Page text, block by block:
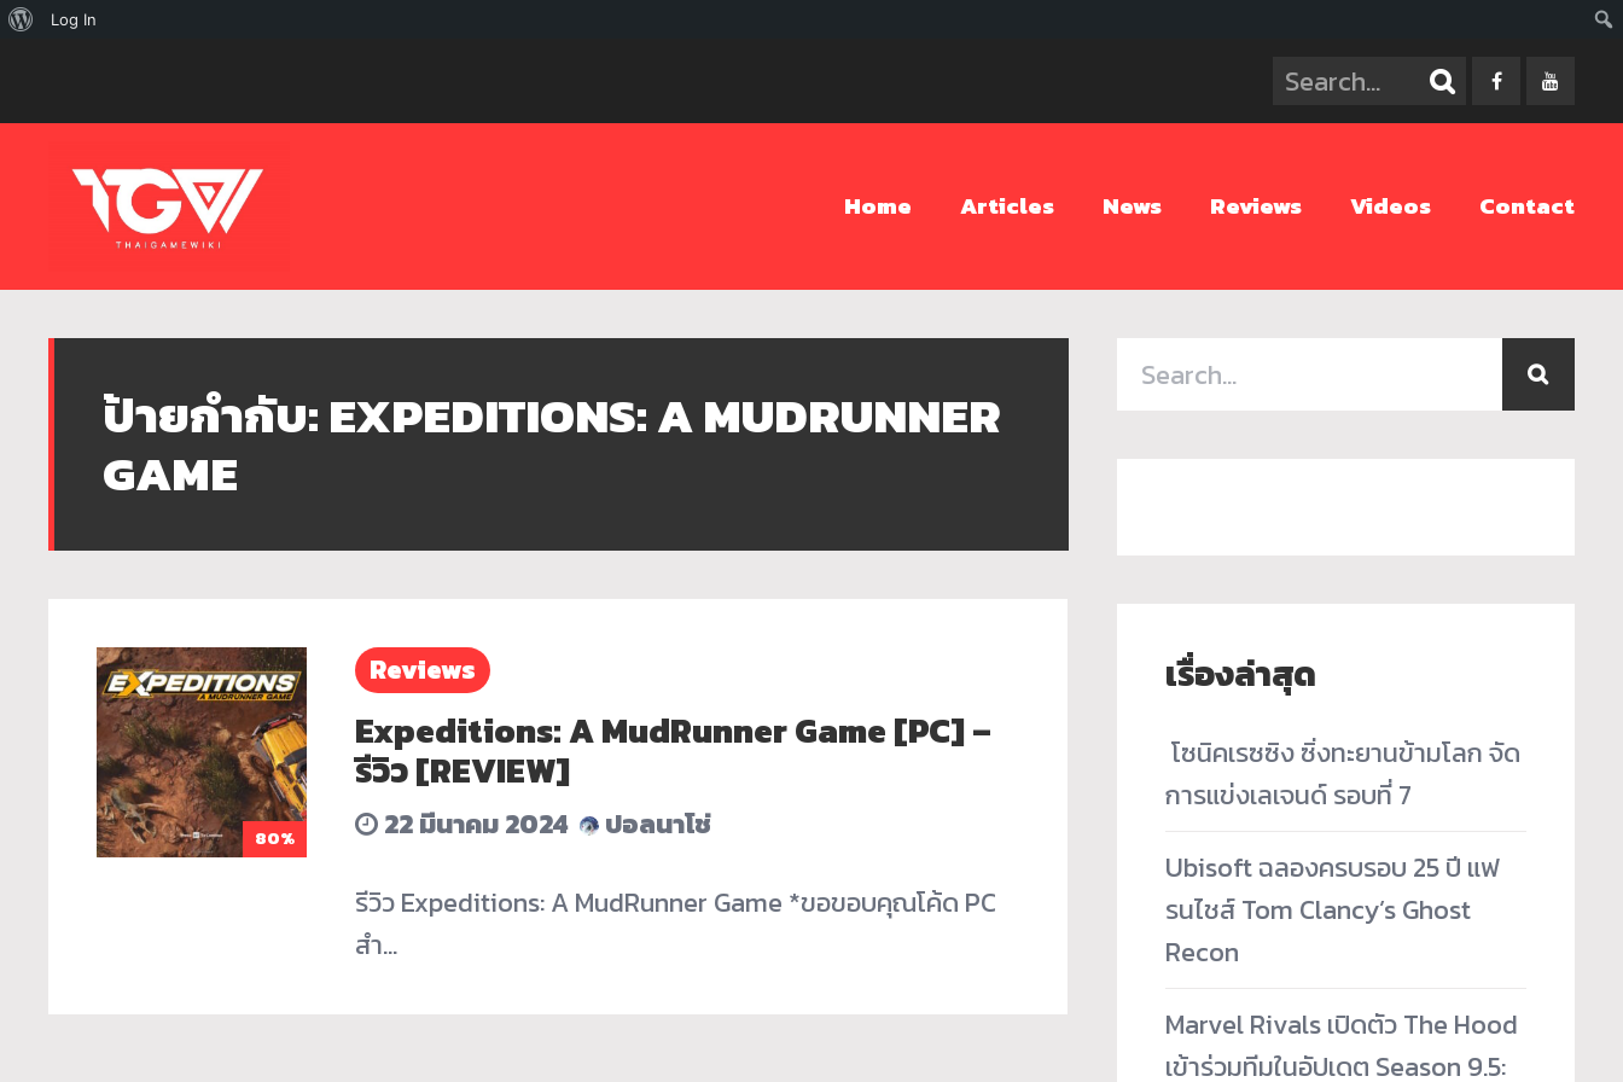
Home Articles News Reviews Videos Contact
ป้ายกำกับ:EXPEDITIONS: A MUDRUNNER
GAME
80%
Reviews
Expeditions: A MudRunner Game [PC] –
รีวิว [REVIEW]
22 มีนาคม 2024
ปอลนาโช่
รีวิว Expeditions: A MudRunner Game *ขอขอบคุณโค้ด PC
สำ…
เรื่องล่าสุด
­ โซนิคเรซซิง ซิ่งทะยานข้ามโลก จัด
การแข่งเลเจนด์ รอบที่ 7
Ubisoft ฉลองครบรอบ 25 ปี แฟ
รนไชส์ Tom Clancy’s Ghost
Recon
Marvel Rivals เปิดตัว The Hood
เข้าร่วมทีมในอัปเดต Season 9.5:
เกี่ยวLog In